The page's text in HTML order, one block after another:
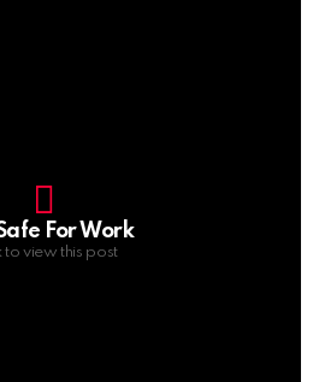
For Work
to view this post